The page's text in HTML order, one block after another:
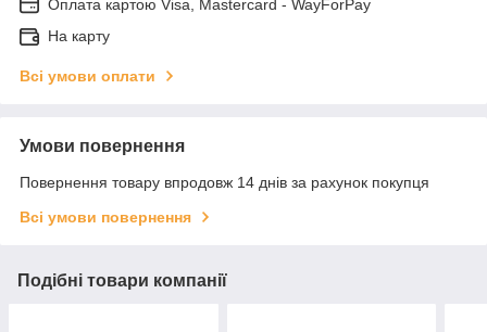
Оплата картою Visa, Mastercard - WayForPay
На карту
Всі умови оплати
Умови повернення
Повернення товару впродовж 14 днів за рахунок покупця
Всі умови повернення
Подібні товари компанії